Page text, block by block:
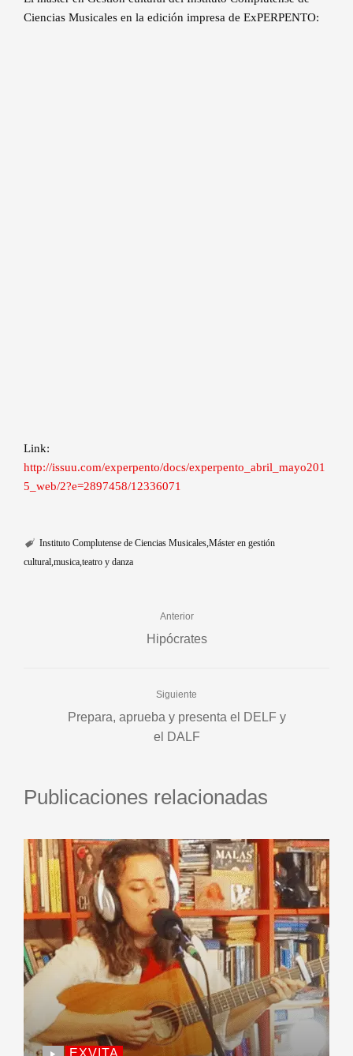
Ciencias Musicales en la edición impresa de ExPERPENTO:
Link:
http://issuu.com/experpento/docs/experpento_abril_mayo201
5_web/2?e=2897458/12336071
Instituto Complutense de Ciencias Musicales Máster en gestión
cultural musica teatro y danza
Anterior
Hipócrates
Siguiente
Prepara, aprueba y presenta el DELF y
el DALF
Publicaciones relacionadas